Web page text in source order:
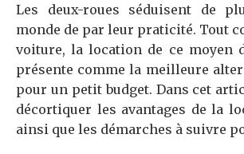
Les deux-roues séduisent de
monde de par leur praticité. Tout
voiture, la location de ce moyen
présente comme la meilleure
pour un petit budget. Dans cet
décortiquer les avantages de la
ainsi que les démarches à suivre